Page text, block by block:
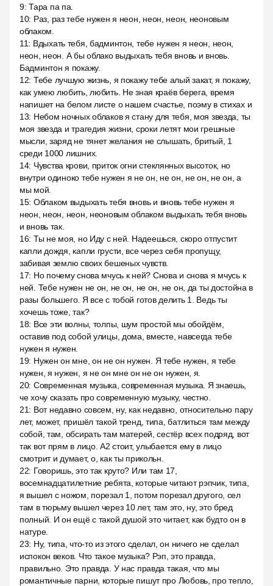
9:Тара па па.
10: Раз, раз тебе нужен я неон, неон, неон, неоновым
облаком.
11: Вдыхать тебя, бадминтон, тебе нужен я неон, неон,
неон, неон. А бы облако выдыхать тебя вновь и вновь.
Бадминтон я покажу.
12: Тебе лучшую жизнь, я покажу тебе алый закат, я покажу,
как умею любить, любить. Не зная краёв берега, время
напишет на белом листе о нашем счастье, поэму в стихах и
13: Небом ночных облаков я стану для тебя, моя звезда, ты
моя звезда и трагедия жизни, сроки летят мои грешные
мысли, заряд не тянет желания не слышать, бритый, 1
среди 1000 лишних.
14: Чувства крови, приток огни стеклянных высоток, но
внутри одиноко тебе нужен я не он, не он, не он, не он, а
мы мой.
15: Облаком выдыхать тебя вновь и вновь тебе нужен я
неон, неон, неон, неоновым облаком выдыхать тебя вновь
и вновь так.
16: Ты не моя, но Иду с ней. Надеешься, скоро отпустит
капли дождя, капли грусти, все через себя пропущу,
забивая землю своих бешеных чувств.
17: Но почему снова мчусь к ней? Снова и снова я мчусь к
ней. Тебе нужен не он, не он, не он, не он, да ты достойна в
разы большего. Я все с тобой готов делить 1. Ведь ты
хочешь тоже, так?
18: Все эти волны, толпы, шум простой мы обойдём,
оставив под собой улицы, дома, вместе, навсегда тебе
нужен я нужен.
19: Нужен он мне, он не он нужен. Я тебе нужен, я тебе
нужен, я нужен, я не он мне он не он нужен, я.
20: Современная музыка, современная музыка. Я знаешь,
че хочу сказать про современную музыку, честно.
21: Вот недавно совсем, ну, как недавно, относительно пару
лет, может, пришёл такой тренд, типа, батлиться там между
собой, там, обсирать там матерей, сестёр всех подряд, вот
так вот прям в лицо. A2 стоит, улыбается ему в лицо
смотрит и думает, о, как ты прикольн.
22: Говоришь, это так круто? Или там 17,
восемнадцатилетние ребята, которые читают рэпчик, типа,
я вышел с ножом, порезал 1, потом порезал другого, сел
там в тюрьму вышел через 10 лет, там это, ну, это бред
полный. И он ещё с такой душой это читает, как будто он в
натуре.
23: Ну, типа, что-то из этого сделал, он ничего не сделал
испокон веков. Что такое музыка? Рэп, это правда,
правильно. Это правда. У нас правда такая, что мы
романтичные парни, которые пишут про Любовь, про тепло,